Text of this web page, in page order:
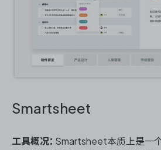
Smartsheet
工具概况： Smartsheet本质上是一